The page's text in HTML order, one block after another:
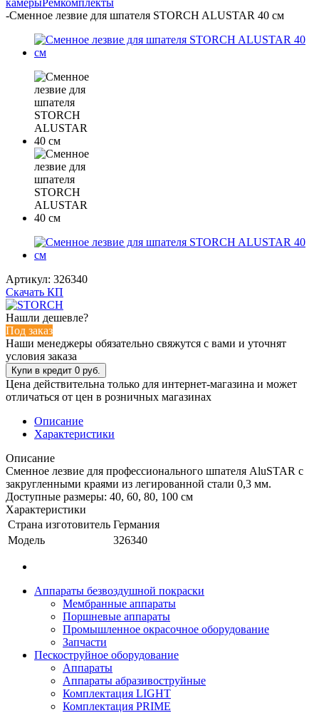
-Сменное лезвие для шпателя STORCH ALUSTAR 40 см
Артикул: 326340
Скачать КП
Нашли дешевле?
Под заказ
Наши менеджеры обязательно свяжутся с вами и уточнят
условия заказа
Цена действительна только для интернет-магазина и может
отличаться от цен в розничных магазинах
Описание
Характеристики
Описание
Сменное лезвие для профессионального шпателя AluSTAR с
закругленными краями из легированной стали 0,3 мм.
Доступные размеры: 40, 60, 80, 100 см
Характеристики
Страна изготовитель Германия
Модель
326340
Аппараты безвоздушной покраски
Мембранные аппараты
Поршневые аппараты
Промышленное окрасочное оборудование
Запчасти
Пескоструйное оборудование
Аппараты
Аппараты абразивоструйные
Комплектация LIGHT
Комплектация PRIME